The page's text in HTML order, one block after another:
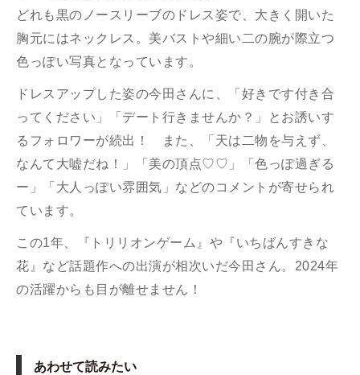
どれも黒のノースリーブのドレス姿で、大きく開いた
胸元にはネックレス。美バストや細い二の腕が際立つ
色っぽい写真となっています。
ドレスアップした姿の今田さんに、「好きです付き合
ってください」「デート行きませんか？」とお誘いす
るフォロワーが続出！ また、「天は二物を与えず、
なんて大嘘だね！」「美の頂点♡♡」「色っぽ過ぎる
ー」「大人っぽい雰囲気」などのコメントが寄せられ
ています。
この1年、『トリリオンゲーム』や『いちばんすきな
花』など話題作への出演が相次いだ今田さん。2024年
の活躍からも目が離せません！
あわせて読みたい